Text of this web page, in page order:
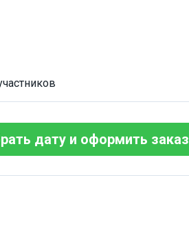
дату и оформить заказ